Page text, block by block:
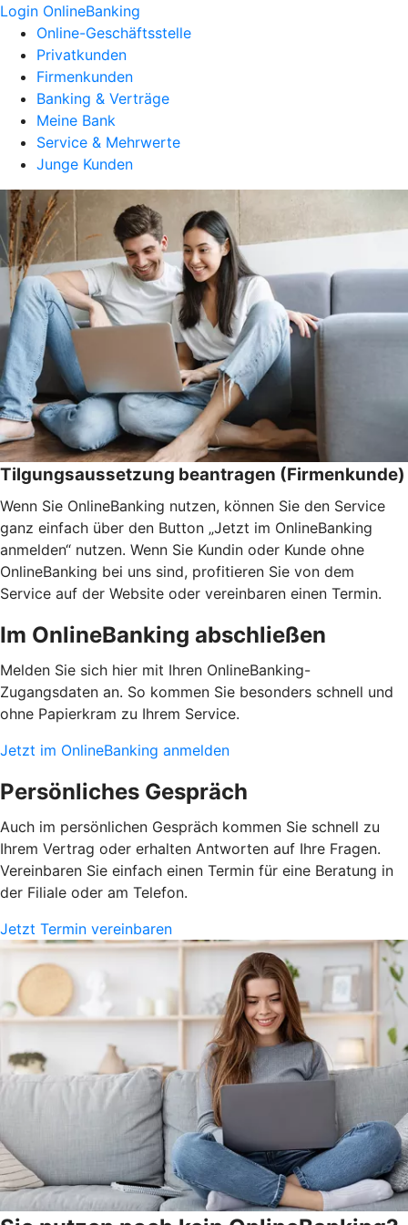
Login OnlineBanking
Online-Geschäftsstelle
Privatkunden
Firmenkunden
Banking & Verträge
Meine Bank
Service & Mehrwerte
Junge Kunden
Tilgungsaussetzung beantragen (Firmenkunde)
Wenn Sie OnlineBanking nutzen, können Sie den Service
ganz einfach über den Button „Jetzt im OnlineBanking
anmelden“ nutzen. Wenn Sie Kundin oder Kunde ohne
OnlineBanking bei uns sind, profitieren Sie von dem
Service auf der Website oder vereinbaren einen Termin.
Im OnlineBanking abschließen
Melden Sie sich hier mit Ihren OnlineBanking-
Zugangsdaten an. So kommen Sie besonders schnell und
ohne Papierkram zu Ihrem Service.
Jetzt im OnlineBanking anmelden
Persönliches Gespräch
Auch im persönlichen Gespräch kommen Sie schnell zu
Ihrem Vertrag oder erhalten Antworten auf Ihre Fragen.
Vereinbaren Sie einfach einen Termin für eine Beratung in
der Filiale oder am Telefon.
Jetzt Termin vereinbaren